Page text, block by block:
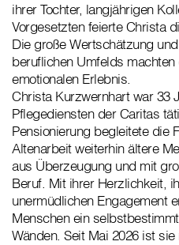
ihrer Tochter, langjährigen
Vorgesetzten feierte Christa
Die große Wertschätzung
beruflichen Umfelds
emotionalen Erlebnis.
Christa Kurzwernhart war 33
Pflegediensten der Caritas
Pensionierung begleitete die
Altenarbeit weiterhin ältere
aus Überzeugung und mit
Beruf. Mit ihrer Herzlichkeit,
unermüdlichen Engagement
Menschen ein
Wänden. Seit Mai 2026 ist